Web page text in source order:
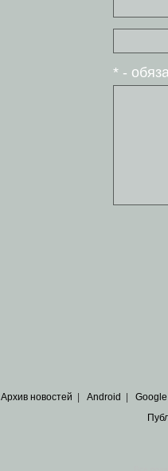
* -
Архив новостей Android Google